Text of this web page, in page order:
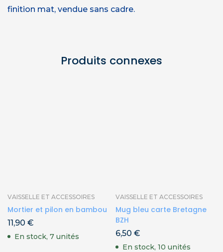
finition mat, vendue sans cadre.
Produits connexes
VAISSELLE ET ACCESSOIRES
Mortier et pilon en bambou
11,90 €
En stock, 7 unités
VAISSELLE ET ACCESSOIRES
Mug bleu carte Bretagne
BZH
6,50 €
En stock, 10 unités